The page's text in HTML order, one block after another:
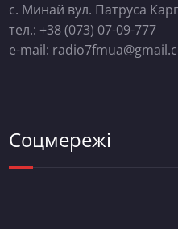
с. Минай вул. Патруса
тел.: +38 (073) 07-09-777
e-mail:
Соцмережі